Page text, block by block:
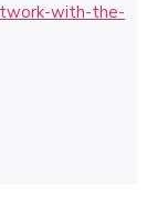
with-the-